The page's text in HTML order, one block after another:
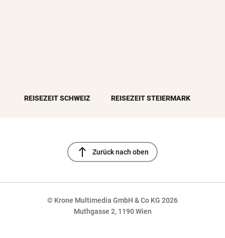
REISEZEIT SCHWEIZ REISEZEIT STEIERMARK
north Zurück nach oben
© Krone Multimedia GmbH & Co KG 2026
Muthgasse 2, 1190 Wien